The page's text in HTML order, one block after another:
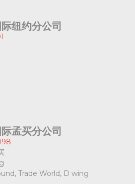
际纽约分公司
际孟买分公司
Trade World, D wing